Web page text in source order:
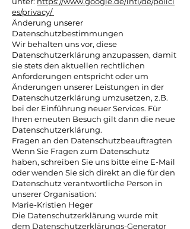
es/privacy/
Änderung unserer
Datenschutzbestimmungen
Wir behalten uns vor, diese
Datenschutzerklärung anzupassen, damit
sie stets den aktuellen rechtlichen
Anforderungen entspricht oder um
Änderungen unserer Leistungen in der
Datenschutzerklärung umzusetzen, z.B.
bei der Einführung neuer Services. Für
Ihren erneuten Besuch gilt dann die neue
Datenschutzerklärung.
Fragen an den Datenschutzbeauftragten
Wenn Sie Fragen zum Datenschutz
haben, schreiben Sie uns bitte eine E-Mail
oder wenden Sie sich direkt an die für den
Datenschutz verantwortliche Person in
unserer Organisation:
Marie-Kristien Heger
Die Datenschutzerklärung wurde mit
dem Datenschutzerklärungs-Generator